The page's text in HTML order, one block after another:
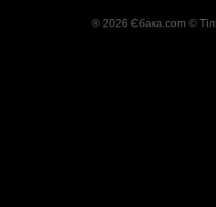
® 2026 Єбака.com ©️